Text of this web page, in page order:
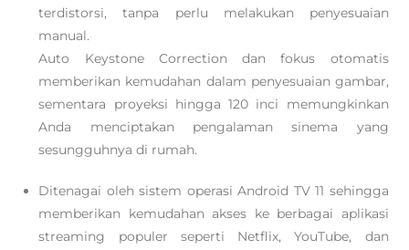
terdistorsi, tanpa perlu melakukan penyesuaian
manual.
Auto Keystone Correction dan fokus otomatis
memberikan kemudahan dalam penyesuaian gambar,
sementara proyeksi hingga 120 inci memungkinkan
Anda menciptakan pengalaman sinema yang
sesungguhnya di rumah.
Ditenagai oleh sistem operasi Android TV 11 sehingga
memberikan kemudahan akses ke berbagai aplikasi
streaming populer seperti Netflix, YouTube, dan